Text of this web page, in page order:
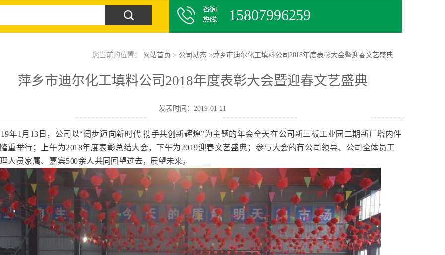
15807996259
您当前的位置： 网站首页 > 公司动态 >萍乡市迪尔化工填料公司2018年度表彰大会暨迎春文艺盛典
萍乡市迪尔化工填料公司2018年度表彰大会暨迎春文艺盛典
发表时间：2019-01-21
年1月13日，公司以“阔步迈向新时代 携手共创新辉煌”为主题的年会全天在公司新三板工业园二期新厂塔内件
重举行；上午为2018年度表彰总结大会，下午为2019迎春文艺盛典；参与大会的有公司领导、公司全体员工
人员家属、嘉宾500余人共同回望过去，展望未来。